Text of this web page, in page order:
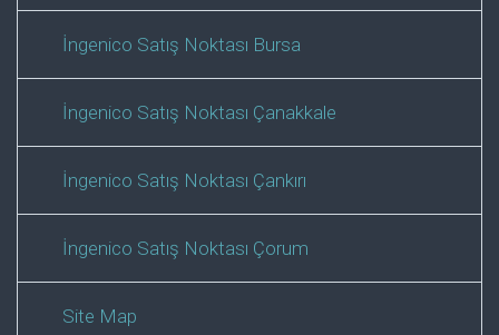
İngenico Satış Noktası Bursa
İngenico Satış Noktası Çanakkale
İngenico Satış Noktası Çankırı
İngenico Satış Noktası Çorum
Site Map